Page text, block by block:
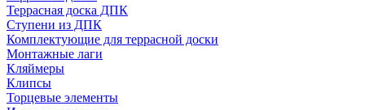
Террасная доска ДПК
Ступени из ДПК
Комплектующие для террасной доски
Монтажные лаги
Кляймеры
Клипсы
Торцевые элементы